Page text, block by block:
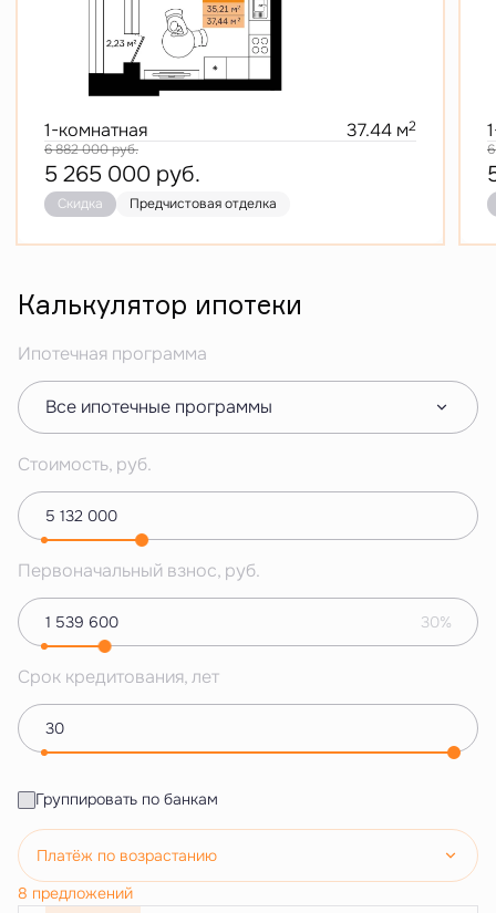
1-комнатная 37.44 м2
6 882 000руб.
5 265 000 руб.
Скидка Предчистовая отделка
Калькулятор ипотеки
Ипотечная программа
Все ипотечные программы
Стоимость, руб.
Первоначальный взнос, руб.
30%
Срок кредитования, лет
Группировать по банкам
Платёж по возрастанию
8 предложений